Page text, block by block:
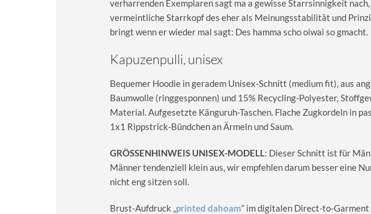
verharrenden Exemplaren sagt ma a gewisse Starrsinnigkeit
vermeintliche Starrkopf des eher als Meinungsstabilität und
bringt wenn er wieder mal sagt: Des hamma scho oiwai so gmacht.
Kapuzenpulli, unisex
Bequemer Hoodie in geradem Unisex-Schnitt (medium fit), aus
Baumwolle (ringgesponnen) und 15% Recycling-Polyester,
Material. Aufgesetzte Känguruh-Taschen. Flache Zugkordeln in
1x1 Rippstrick-Bündchen an Ärmeln und Saum.
GRÖSSENHINWEIS UNISEX-MODELL: Dieser Schnitt ist für
Männer tendenziell klein aus, wir empfehlen darum besser eine
nicht eng sitzen soll.
Brust-Aufdruck „printed dahoam“ im digitalen Direct-to-